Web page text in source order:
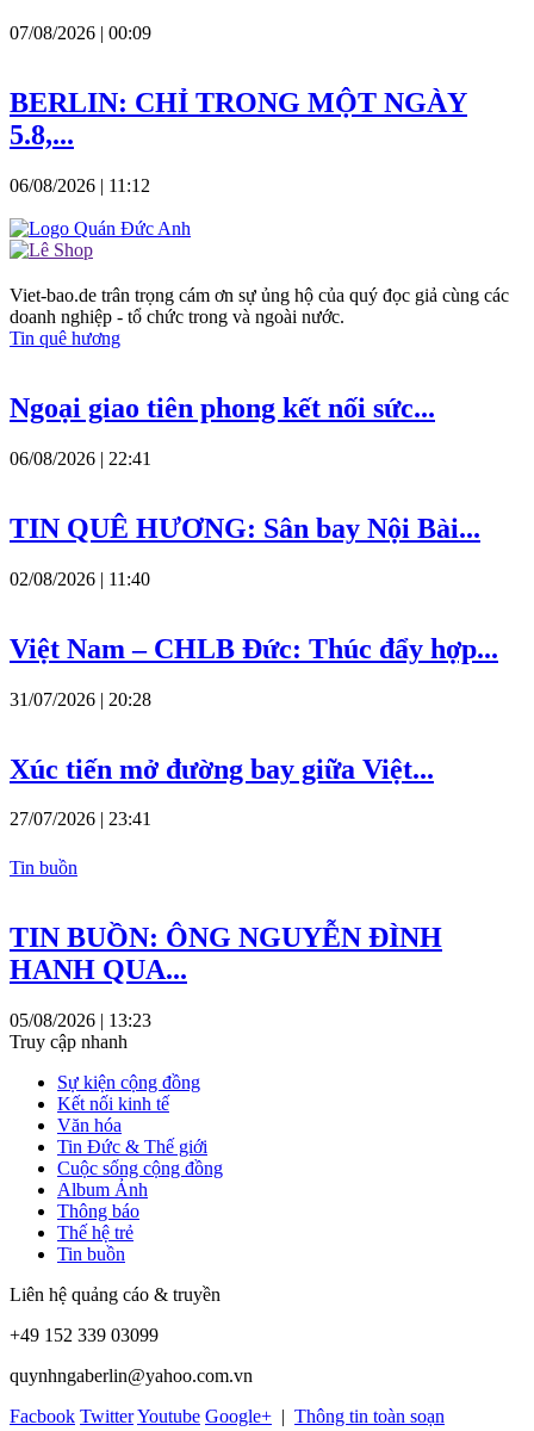
07/08/2026 | 00:09
BERLIN: CHỈ TRONG MỘT NGÀY
5.8,...
06/08/2026 | 11:12
Viet-bao.de trân trọng cám ơn sự ủng hộ của quý đọc giả cùng các
doanh nghiệp - tổ chức trong và ngoài nước.
Tin quê hương
Ngoại giao tiên phong kết nối sức...
06/08/2026 | 22:41
TIN QUÊ HƯƠNG: Sân bay Nội Bài...
02/08/2026 | 11:40
Việt Nam – CHLB Đức: Thúc đẩy hợp...
31/07/2026 | 20:28
Xúc tiến mở đường bay giữa Việt...
27/07/2026 | 23:41
Tin buồn
TIN BUỒN: ÔNG NGUYỄN ĐÌNH
HANH QUA...
05/08/2026 | 13:23
Truy cập nhanh
Sự kiện cộng đồng
Kết nối kinh tế
Văn hóa
Tin Đức & Thế giới
Cuộc sống cộng đồng
Album Ảnh
Thông báo
Thế hệ trẻ
Tin buồn
Liên hệ quảng cáo & truyền
+49 152 339 03099
quynhngaberlin@yahoo.com.vn
Facbook TwitterYoutube Google+ | Thông tin toàn soạn